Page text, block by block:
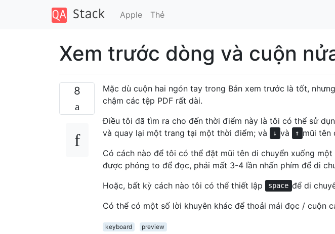
Apple Thẻ
Xem trước dòng và cuộn
8
Mặc dù cuộn hai ngón tay trong Bản xem trước là tốt,
chậm các tệp PDF rất dài.
Điều tôi đã tìm ra cho đến thời điểm này là tôi có thể sử
và quay lại một trang tại một thời điểm; và
↓ và ↑ mũi tên
Có cách nào để tôi có thể đặt mũi tên di chuyển xuống
được phóng to để đọc, phải mất 3-4 lần nhấn phím để di
Hoặc, bất kỳ cách nào tôi có thể thiết lập
space để di
Có thể có một số lời khuyên khác để thoải mái đọc / cuộn
keyboard preview